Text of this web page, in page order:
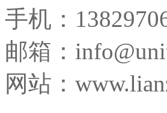
手机：
邮箱：
网站：